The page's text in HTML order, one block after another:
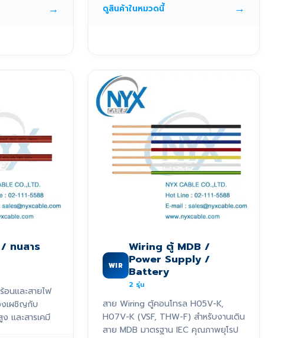
→ ดูสินค้าในหมวดนี้ →
ทนสาร
อนและสายไฟ
เผชิญกับ
และสารเคมี
WIR
Wiring ตู้ MDB /
Power Supply /
Battery
2 รุ่น
สาย Wiring ตู้คอนโทรล H05V-K,
H07V-K (VSF, THW-F) สำหรับงานเดิน
สาย MDB มาตรฐาน IEC คุณภาพยุโรป